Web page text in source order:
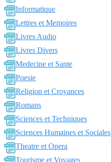
Informatique
Lettres et Memoires
Livres Audio
Livres Divers
Medecine et Sante
Poesie
Religion et Croyances
Romans
Sciences et Techniques
Sciences Humaines et Sociales
Theatre et Opera
Tourisme et Voyages